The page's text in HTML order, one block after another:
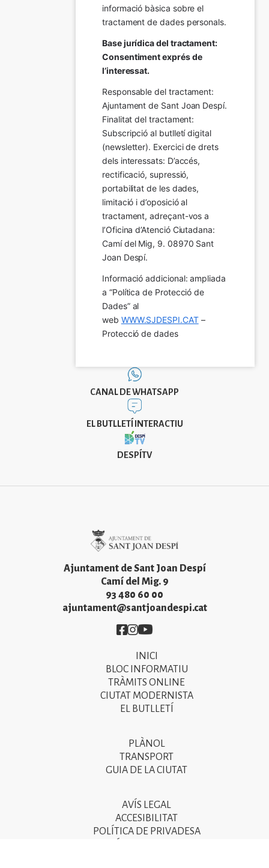
informació bàsica sobre el
tractament de dades personals.
Base jurídica del tractament:
Consentiment exprés de
l’interessat.
Responsable del tractament:
Ajuntament de Sant Joan Despí.
Finalitat del tractament:
Subscripció al butlletí digital
(newsletter). Exercici de drets
dels interessats: D’accés,
rectificació, supressió,
portabilitat de les dades,
limitació i d’oposició al
tractament, adreçant-vos a
l’Oficina d’Atenció Ciutadana:
Camí del Mig, 9. 08970 Sant
Joan Despí.
Informació addicional: ampliada
a “Política de Protecció de
Dades” al
web WWW.SJDESPI.CAT –
Protecció de dades
CANAL DE WHATSAPP
EL BUTLLETÍ INTERACTIU
DESPÍTV
Ajuntament de Sant Joan Despí
Camí del Mig. 9
93 480 60 00
ajuntament@santjoandespi.cat
Imatge
Imatge
Imatge
INICI
BLOC INFORMATIU
TRÀMITS ONLINE
CIUTAT MODERNISTA
EL BUTLLETÍ
PLÀNOL
TRANSPORT
GUIA DE LA CIUTAT
AVÍS LEGAL
ACCESIBILITAT
POLÍTICA DE PRIVADESA